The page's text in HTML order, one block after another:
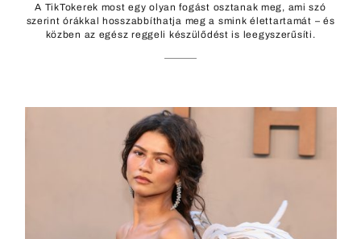
A TikTokerek most egy olyan fogást osztanak meg, ami szó
szerint órákkal hosszabbíthatja meg a smink élettartamát – és
közben az egész reggeli készülődést is leegyszerűsíti.